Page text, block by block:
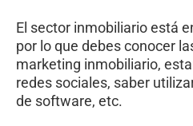
El sector inmobiliario está
por lo que debes conocer
marketing inmobiliario,
redes sociales, saber
de software, etc.